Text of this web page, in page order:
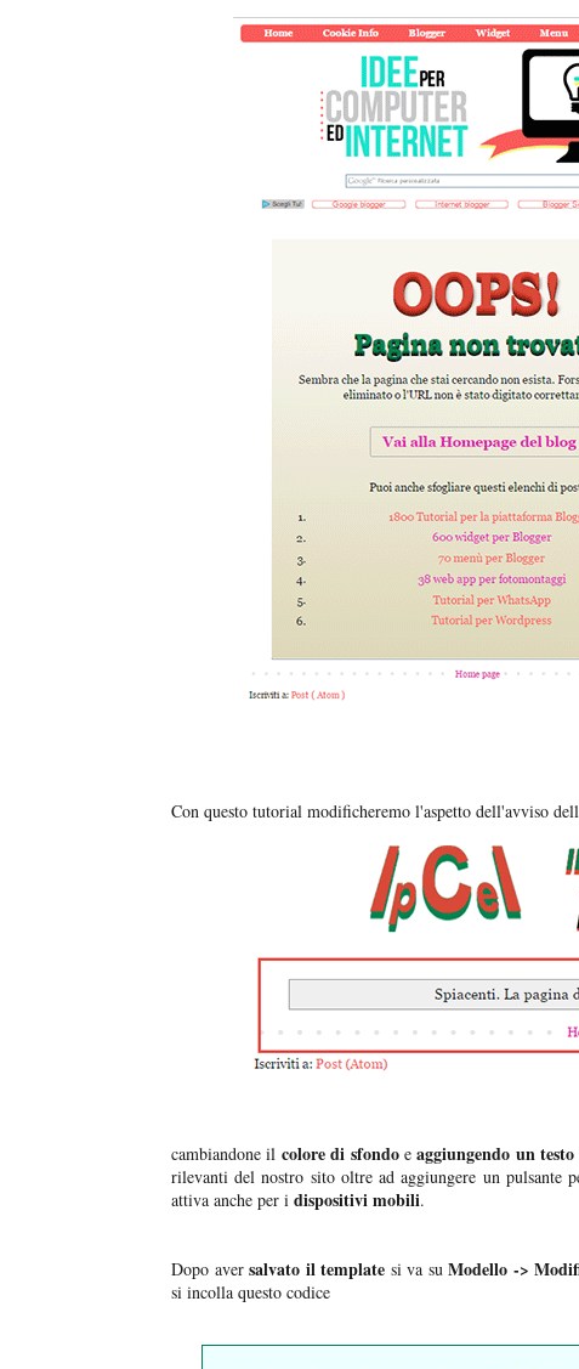
Con questo tutorial modificheremo l'aspetto dell'avviso
cambiandone il colore di sfondoeaggiungendo un testo
rilevanti del nostro sito oltre ad aggiungere un pulsante
attiva anche per i dispositivi mobili.
Dopo aver salvato il template si va su Modello ->
si incolla questo codice